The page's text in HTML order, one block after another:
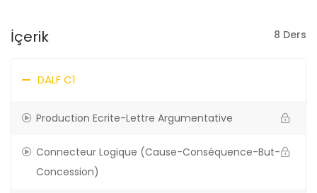
İçerik 8 Ders
DALF C1
Production Ecrite-Lettre Argumentative
Connecteur Logique (Cause-Conséquence-But-
Concession)